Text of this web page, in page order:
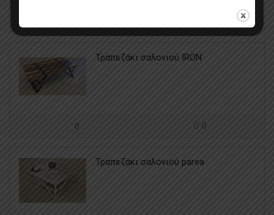
Τραπεζάκι σαλονιού IRON
0 0
Τραπεζάκι σαλονιού parea